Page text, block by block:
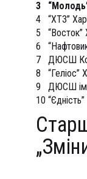
3
4
“ХТЗ”
5
“Восток”
6
7
ДЮСШ
8
“Геліос”
9
ДЮСШ ім.
10